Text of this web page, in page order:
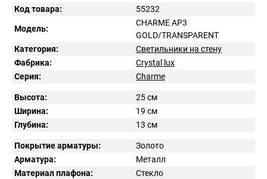
Код товара: 55232
Модель:
CHARME AP3
GOLD/TRANSPARENT
Категория:
Светильники на стену
Фабрика:
Crystal lux
Серия:
Charme
Высота:
25 см
Ширина:
19 см
Глубина:
13 см
Покрытие арматуры:
Золото
Арматура:
Металл
Материал плафона:
Стекло